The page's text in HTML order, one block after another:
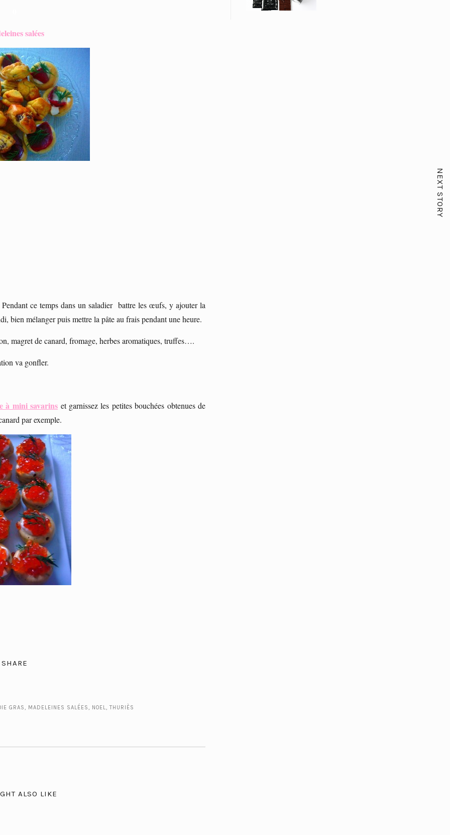
NEXT STORY
salées
ce temps dans un saladier battre les œufs, y ajouter la
bien mélanger puis mettre la pâte au frais pendant une heure.
magret de canard, fromage, herbes aromatiques, truffes….
va gonfler.
à mini savarins et garnissez les petites bouchées obtenues de
par exemple.
SHARE
GRAS, MADELEINES SALÉES, NOEL, THURIÈS
ALSO LIKE